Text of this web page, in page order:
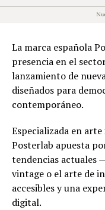
La marca española
presencia en el
lanzamiento de
diseñados para
contemporáneo.
Especializada en
Posterlab apuesta
tendencias actuales
vintage o el arte de
accesibles y una
digital.